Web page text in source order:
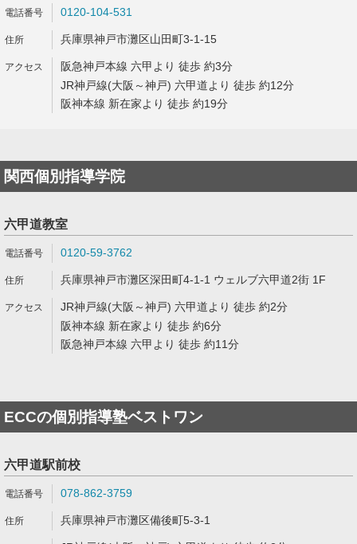
0120-104-531
兵庫県神戸市灘区山田町3-1-15
阪急神戸本線 六甲より 徒歩 約3分
JR神戸線(大阪～神戸) 六甲道より 徒歩 約12分
阪神本線 新在家より 徒歩 約19分
関西個別指導学院
六甲道教室
0120-59-3762
兵庫県神戸市灘区深田町4-1-1 ウェルブ六甲道2街 1F
JR神戸線(大阪～神戸) 六甲道より 徒歩 約2分
阪神本線 新在家より 徒歩 約6分
阪急神戸本線 六甲より 徒歩 約11分
ECCの個別指導塾ベストワン
六甲道駅前校
078-862-3759
兵庫県神戸市灘区備後町5-3-1